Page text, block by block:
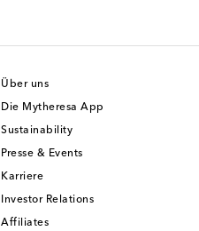
Über uns
Die Mytheresa App
Sustainability
Presse & Events
Karriere
Investor Relations
Affiliates